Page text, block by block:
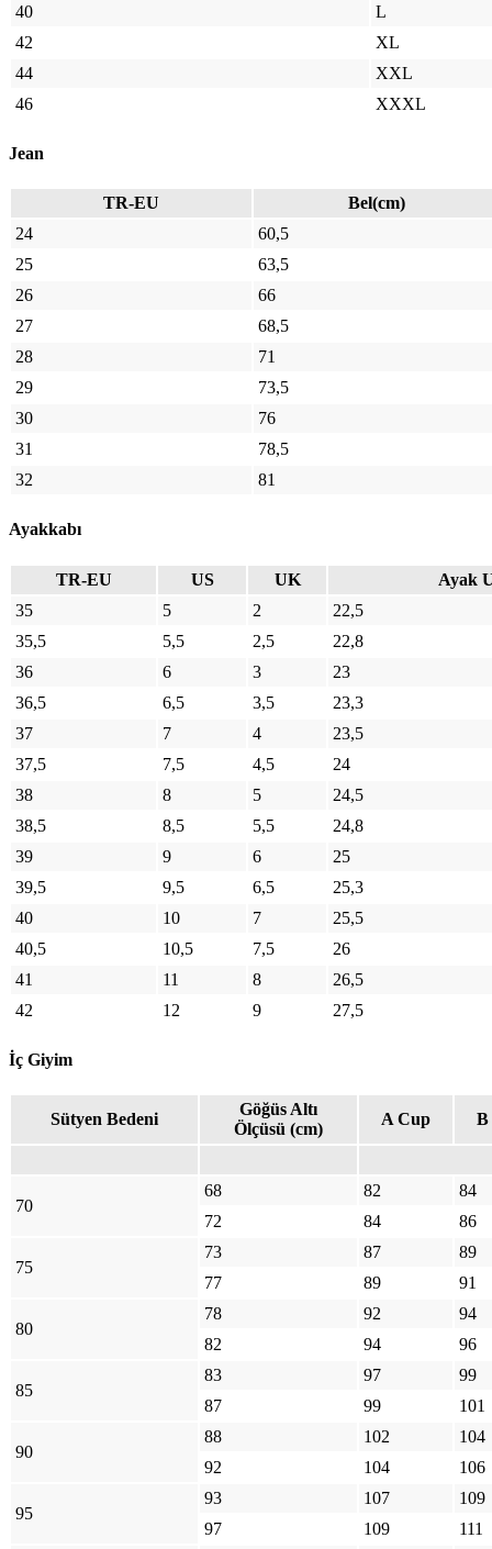
40
L
42
XL
44
XXL
46
XXXL
Jean
TR-EU
Bel(cm)
24
60,5
25
63,5
26
66
27
68,5
28
71
29
73,5
30
76
31
78,5
32
81
Ayakkabı
TR-EU US UK
Ayak
35
5 2
22,5
35,5
5,5 2,5
22,8
36
6 3
23
36,5
6,5 3,5
23,3
37
7 4
23,5
37,5
7,5 4,5
24
38
8 5
24,5
38,5
8,5 5,5
24,8
39
9 6
25
39,5
9,5 6,5
25,3
40
10 7
25,5
40,5
10,5 7,5
26
41
11 8
26,5
42
12 9 27,5
İç Giyim
Sütyen Bedeni
Göğüs Altı
Ölçüsü (cm)
A Cup B
70
68 82
84
72
84 86
75
73 87
89
77
89 91
80
78 92
94
82
94 96
85
83 97
99
87
99 101
90
88 102
104
92
104 106
95
93 107
109
97
109 111